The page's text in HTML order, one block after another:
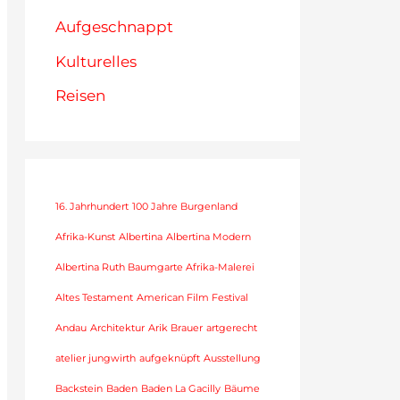
Aufgeschnappt
Kulturelles
Reisen
16. Jahrhundert 100 Jahre Burgenland
Afrika-Kunst Albertina Albertina Modern
Albertina Ruth Baumgarte Afrika-Malerei
Altes Testament American Film Festival
Andau Architektur Arik Brauer artgerecht
atelier jungwirth aufgeknüpft Ausstellung
Backstein Baden Baden La Gacilly Bäume